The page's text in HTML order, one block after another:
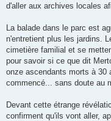
d'aller aux archives locales
La balade dans le parc est
n'entretient plus les jardins.
cimetière familial et se
pour savoir si ce que dit
onze ascendants morts à 30
commencé... sans doute au
Devant cette étrange
confirment qu'ils vont aller,